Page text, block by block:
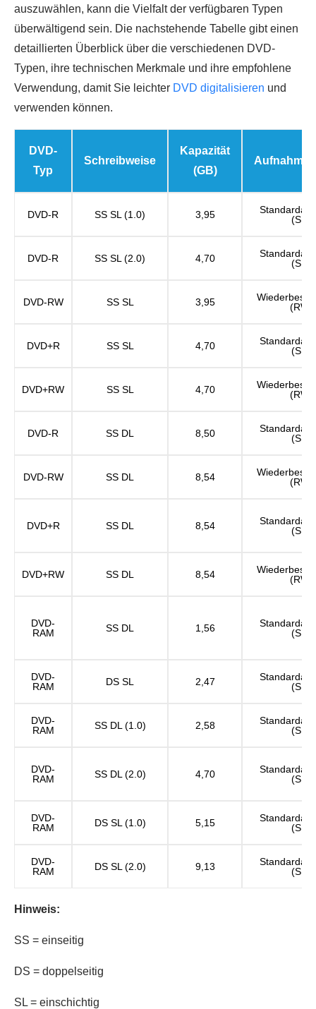
auszuwählen, kann die Vielfalt der verfügbaren Typen
überwältigend sein. Die nachstehende Tabelle gibt einen
detaillierten Überblick über die verschiedenen DVD-
Typen, ihre technischen Merkmale und ihre empfohlene
Verwendung, damit Sie leichter DVD digitalisieren und
verwenden können.
DVD-
Typ
Schreibweise
Kapazität
(GB)
DVD-R SS SL (1.0) 3,95
(SD)
DVD-R SS SL (2.0) 4,70
(SD)
DVD-RW SS SL 3,95
(RW)
DVD+R SS SL 4,70
(SD)
DVD+RW SS SL 4,70
(RW)
DVD-R SS DL 8,50
(SD)
DVD-RW SS DL 8,54
(RW)
DVD+R SS DL 8,54
(SD)
DVD+RW SS DL 8,54
(RW)
DVD-
RAM
SS DL 1,56
(SD)
DVD-
RAM
DS SL 2,47
(SD)
DVD-
RAM
SS DL (1.0) 2,58
(SD)
DVD-
RAM
SS DL (2.0) 4,70
(SD)
DVD-
RAM
DS SL (1.0) 5,15
(SD)
DVD-
RAM
DS SL (2.0) 9,13
(SD)
Hinweis:
SS = einseitig
DS = doppelseitig
SL = einschichtig